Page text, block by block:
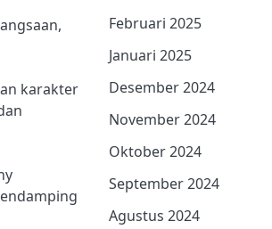
karakter
Februari 2025
Januari 2025
Desember 2024
November 2024
Oktober 2024
September 2024
Agustus 2024